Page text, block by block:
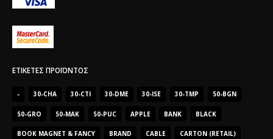
ΕΤΙΚΈΤΕΣ ΠΡΟΪΌΝΤΟΣ
- 30-CHA 30-CTI 30-DME 30-ISE 30-TMP 50-BGN
50-GRO 50-MAK 50-PUC APPLE BANK BLACK
BOOK MAGNET & FANCY BRAND CABLE CARTON (RETAIL)